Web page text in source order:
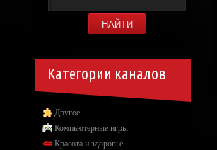
Категории каналов
Другое
Компьютерные игры
Красота и здоровье